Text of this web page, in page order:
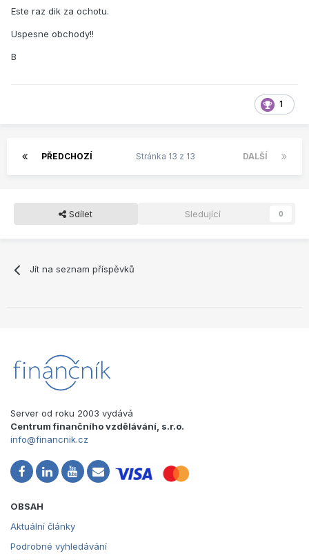
M.
Este raz dik za ochotu.
Uspesne obchody!!
B
1
PŘEDCHOZÍ DALŠÍ
Stránka 13 z 13
Sdílet Sledující 0
Jít na seznam příspěvků
Server od roku 2003 vydává
Centrum finančního vzdělávání, s.r.o.
info@financnik.cz
OBSAH
Aktuální články
Podrobné vyhledávání